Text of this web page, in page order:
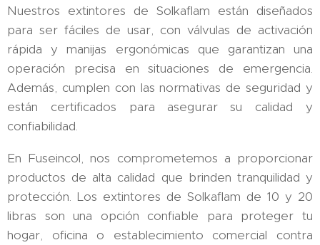
Nuestros extintores de Solkaflam están diseñados
para ser fáciles de usar, con válvulas de activación
rápida y manijas ergonómicas que garantizan una
operación precisa en situaciones de emergencia.
Además, cumplen con las normativas de seguridad y
están certificados para asegurar su calidad y
confiabilidad.
En Fuseincol, nos comprometemos a proporcionar
productos de alta calidad que brinden tranquilidad y
protección. Los extintores de Solkaflam de 10 y 20
libras son una opción confiable para proteger tu
hogar, oficina o establecimiento comercial contra